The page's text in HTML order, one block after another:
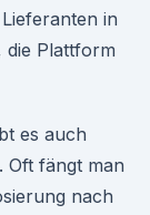
in
die Plattform
es auch
Oft fängt man
nach